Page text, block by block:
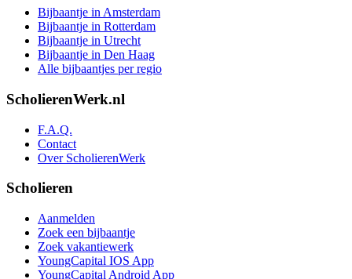
Bijbaantje in Amsterdam
Bijbaantje in Rotterdam
Bijbaantje in Utrecht
Bijbaantje in Den Haag
Alle bijbaantjes per regio
ScholierenWerk.nl
F.A.Q.
Contact
Over ScholierenWerk
Scholieren
Aanmelden
Zoek een bijbaantje
Zoek vakantiewerk
YoungCapital IOS App
YoungCapital Android App